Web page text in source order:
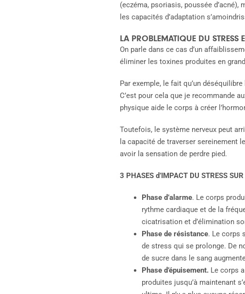
(eczéma, psoriasis, poussée
les capacités d’adaptation
LA PROBLEMATIQUE DU STRESS
On parle dans ce cas d’un
éliminer les toxines produites en
Par exemple, le fait qu’un
C’est pour cela que je recommande
physique aide le corps à créer
Toutefois, le système nerveux peut
la capacité de traverser sereinement
avoir la sensation de perdre pied.
3 PHASES d’IMPACT DU STRESS
Phase d’alarme. Le corps
rythme cardiaque et de la
cicatrisation et d’élimination
Phase de résistance. Le corps
de stress qui se prolonge. De
de sucre dans le sang
Phase d’épuisement. Le corps
produites jusqu’à maintenant